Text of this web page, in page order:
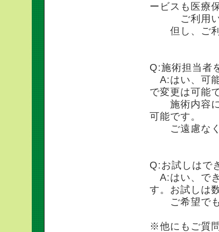
ービスも医療
ご利用い
但し、ご利
Q:施術担当者
A:はい、可
で変更は可能
施術内容に
可能です。
ご遠慮なく
Q:お試しはで
A:はい、で
す。お試しは
ご希望でも
※他にもご質